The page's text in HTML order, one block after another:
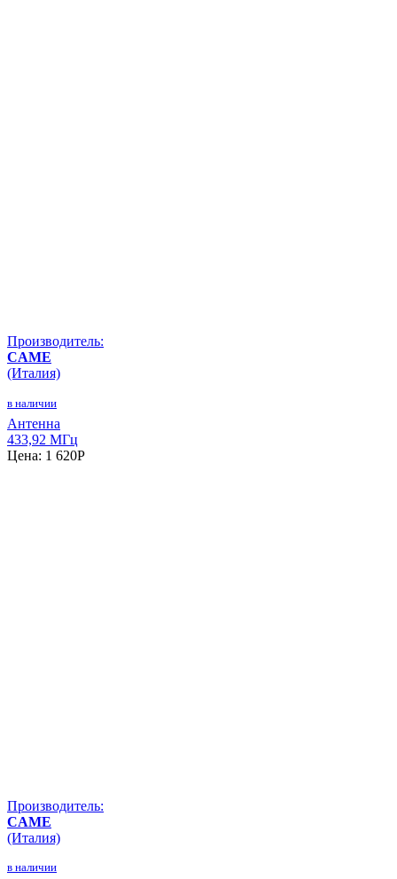
Производитель:
CAME
(Италия)
в наличии
Антенна
433,92 МГц
Цена: 1 620P
Производитель:
CAME
(Италия)
в наличии